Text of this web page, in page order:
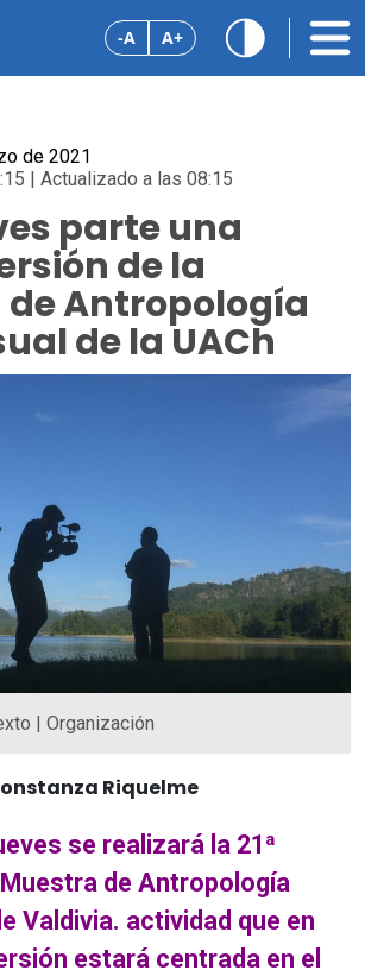
-A A+
de 2021
| Actualizado a las 08:15
parte una
de la
Antropología
de la UACh
| Organización
Riquelme
se realizará la 21ª
de Antropología
Valdivia. actividad que en
estará centrada en el